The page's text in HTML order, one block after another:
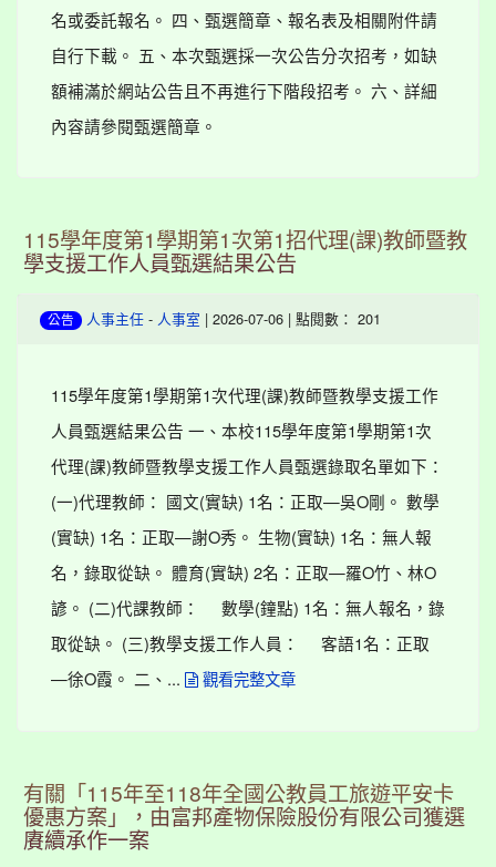
名或委託報名。 四、甄選簡章、報名表及相關附件請
自行下載。 五、本次甄選採一次公告分次招考，如缺
額補滿於網站公告且不再進行下階段招考。 六、詳細
內容請參閱甄選簡章。
115學年度第1學期第1次第1招代理(課)教師暨教
學支援工作人員甄選結果公告
公告 人事主任 - 人事室 | 2026-07-06 | 點閱數： 201
115學年度第1學期第1次代理(課)教師暨教學支援工作
人員甄選結果公告 一、本校115學年度第1學期第1次
代理(課)教師暨教學支援工作人員甄選錄取名單如下：
(一)代理教師： 國文(實缺) 1名：正取—吳O剛。 數學
(實缺) 1名：正取—謝O秀。 生物(實缺) 1名：無人報
名，錄取從缺。 體育(實缺) 2名：正取—羅O竹、林O
諺。 (二)代課教師： 數學(鐘點) 1名：無人報名，錄
取從缺。 (三)教學支援工作人員： 客語1名：正取
—徐O霞。 二、...
觀看完整文章
有關「115年至118年全國公教員工旅遊平安卡
優惠方案」，由富邦產物保險股份有限公司獲選
賡續承作一案